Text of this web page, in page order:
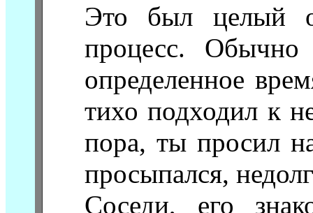
Это был целый
процесс.
определенное
тихо подходил к
пора, ты просил
просыпался,
Соседи, его